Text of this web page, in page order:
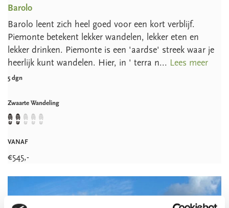
Barolo
Barolo leent zich heel goed voor een kort verblijf.
Piemonte betekent lekker wandelen, lekker eten en
lekker drinken. Piemonte is een 'aardse' streek waar je
heerlijk kunt wandelen. Hier, in ' terra n... Lees meer
5 dgn
Zwaarte Wandeling
VANAF
€545,-